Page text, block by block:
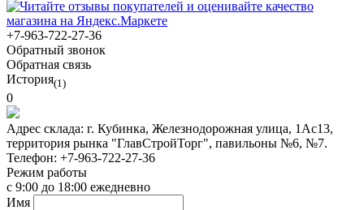
+7-963-722-27-36
Обратный звонок
Обратная связь
История(1)
0
Адрес склада: г. Кубинка, Железнодорожная улица, 1Ас13,
территория рынка "ГлавСтройТорг", павильоны №6, №7.
Телефон: +7-963-722-27-36
Режим работы
с 9:00 до 18:00 ежедневно
Имя